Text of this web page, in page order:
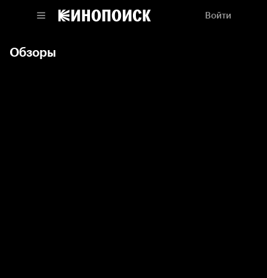
Войти
Обзоры